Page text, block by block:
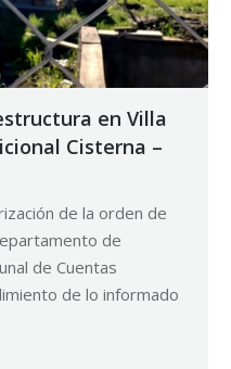
en Villa
Cisterna –
de la orden de
de
de Cuentas
de lo informado